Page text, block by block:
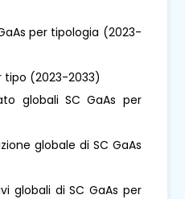
per tipologia (2023-
tipo (2023-2033)
globali SC GaAs per
globale di SC GaAs
globali di SC GaAs per